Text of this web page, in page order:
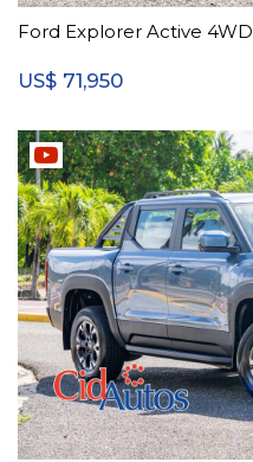
Ford Explorer Active 4WD
US$ 71,950